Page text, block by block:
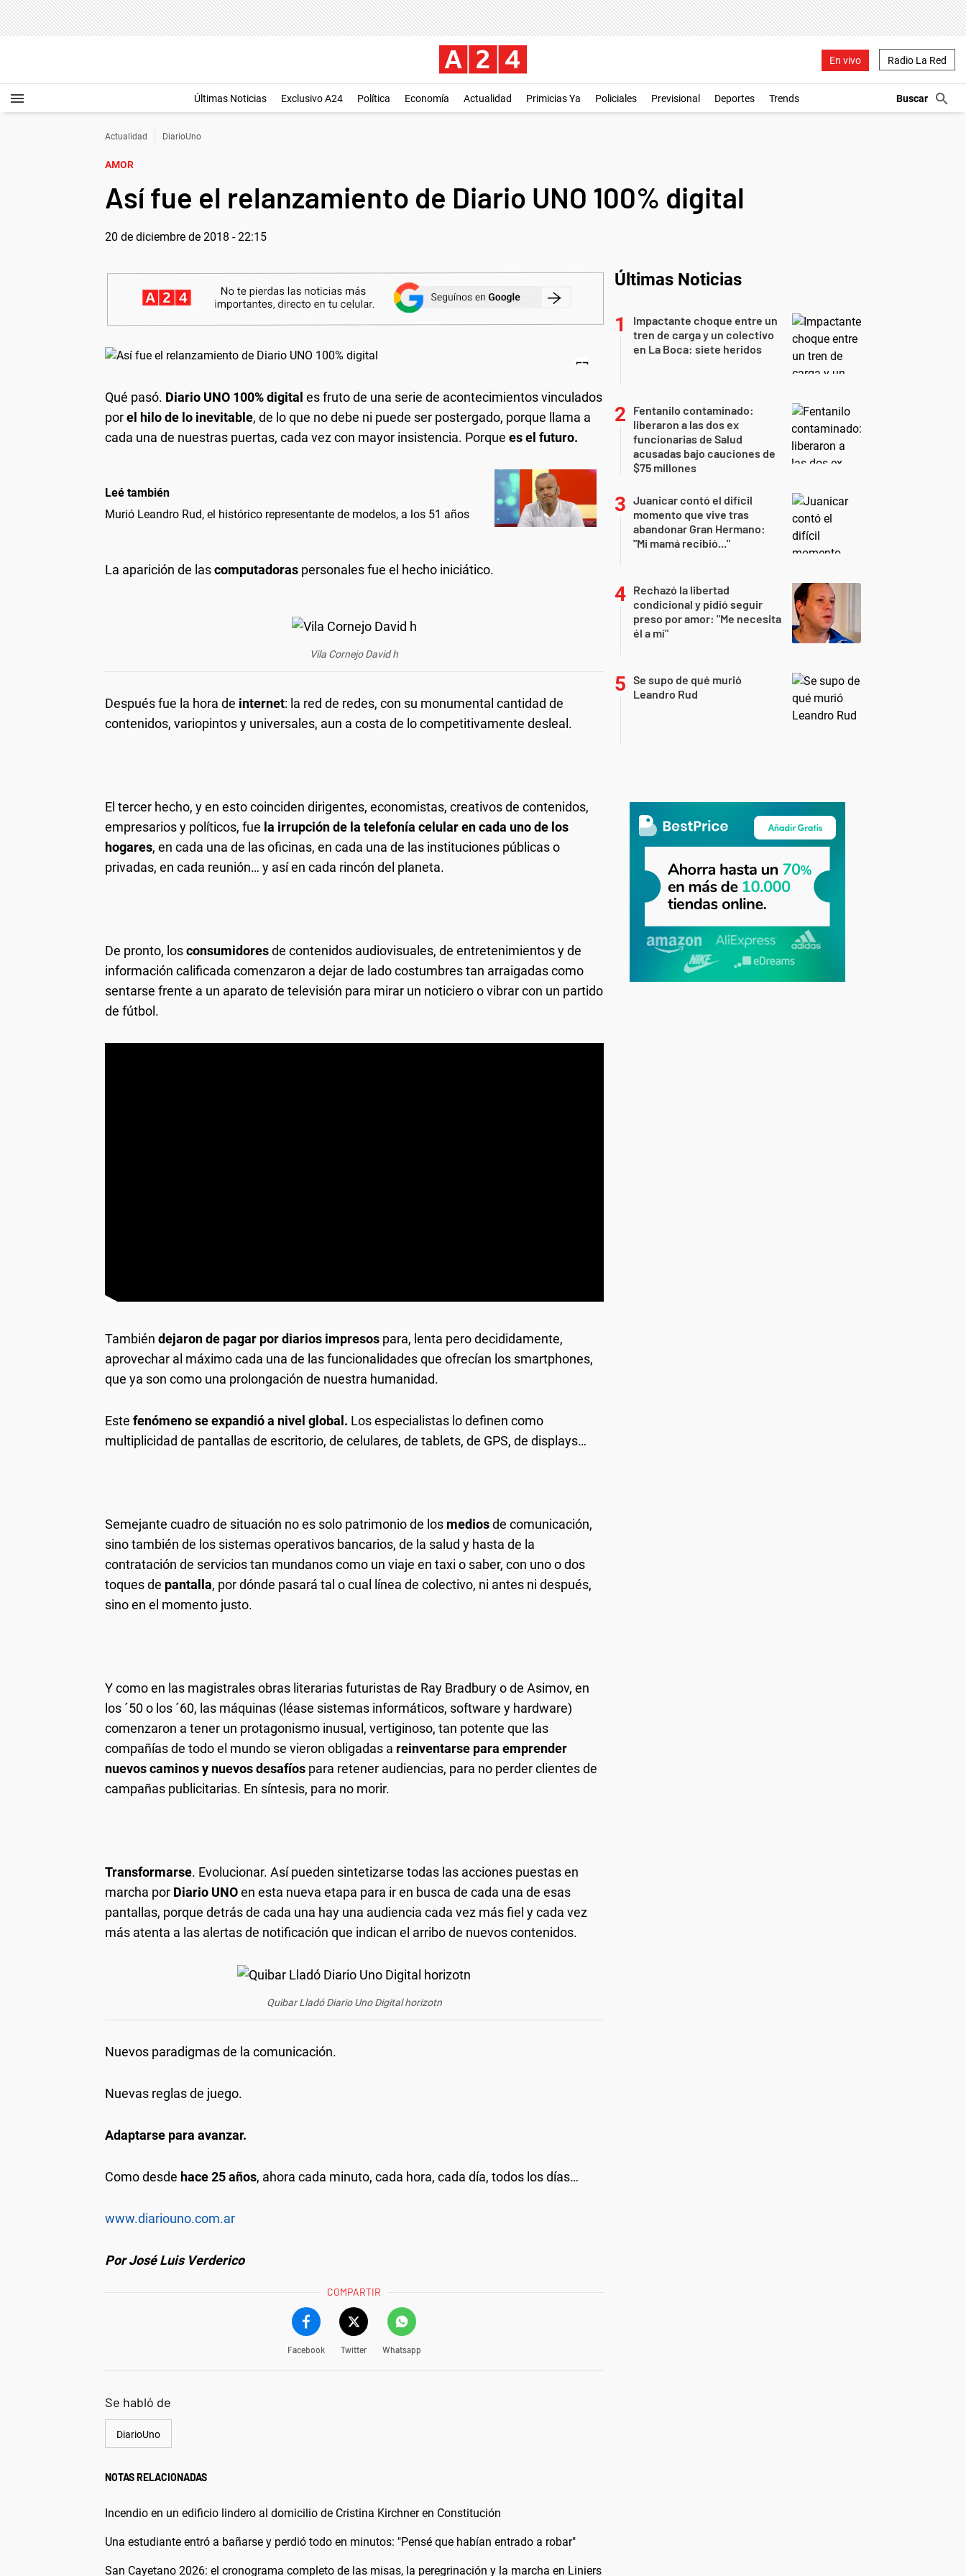
En vivo Radio La Red
Últimas Noticias Exclusivo A24 Política Economía Actualidad Primicias Ya Policiales Previsional Deportes Trends
Actualidad DiarioUno
AMOR
Así fue el relanzamiento de Diario UNO 100% digital
20 de diciembre de 2018 - 22:15
Qué pasó. Diario UNO 100% digital es fruto de una serie de acontecimientos vinculados
porel hilo de lo inevitable, de lo que no debe ni puede ser postergado, porque llama a
cada una de nuestras puertas, cada vez con mayor insistencia. Porque es el futuro.
Leé también
Murió Leandro Rud, el histórico representante de modelos, a los 51 años
La aparición de lascomputadoras personales fue el hecho iniciático.
Vila Cornejo David h
Después fue la hora de internet: la red de redes, con su monumental cantidad de
contenidos, variopintos y universales, aun a costa de lo competitivamente desleal.
El tercer hecho, y en esto coinciden dirigentes, economistas, creativos de contenidos,
empresarios y políticos, fue la irrupción de la telefonía celular en cada uno de los
hogares, en cada una de las oficinas, en cada una de las instituciones públicas o
privadas, en cada reunión… y así en cada rincón del planeta.
De pronto, losconsumidoresde contenidos audiovisuales, de entretenimientos y de
información calificada comenzaron a dejar de lado costumbres tan arraigadas como
sentarse frente a un aparato de televisión para mirar un noticiero o vibrar con un partido
de fútbol.
También dejaron de pagar por diarios impresos para, lenta pero decididamente,
aprovechar al máximo cada una de las funcionalidades que ofrecían los smartphones,
que ya son como una prolongación de nuestra humanidad.
Este fenómeno se expandió a nivel global. Los especialistas lo definen como
multiplicidad de pantallas de escritorio, de celulares, de tablets, de GPS, de displays…
Semejante cuadro de situación no es solo patrimonio de los mediosde comunicación,
sino también de los sistemas operativos bancarios, de la salud y hasta de la
contratación de servicios tan mundanos como un viaje en taxi o saber, con uno o dos
toques de pantalla, por dónde pasará tal o cual línea de colectivo, ni antes ni después,
sino en el momento justo.
Y como en las magistrales obras literarias futuristas de Ray Bradbury o de Asimov, en
los ´50 o los ´60, las máquinas (léase sistemas informáticos, software y hardware)
comenzaron a tener un protagonismo inusual, vertiginoso, tan potente que las
compañías de todo el mundo se vieron obligadas a reinventarse para emprender
nuevos caminos y nuevos desafíos para retener audiencias, para no perder clientes de
campañas publicitarias. En síntesis, para no morir.
Transformarse. Evolucionar. Así pueden sintetizarse todas las acciones puestas en
marcha por Diario UNOen esta nueva etapa para ir en busca de cada una de esas
pantallas, porque detrás de cada una hay una audiencia cada vez más fiel y cada vez
más atenta a las alertas de notificación que indican el arribo de nuevos contenidos.
Quibar Lladó Diario Uno Digital horizotn
Nuevos paradigmas de la comunicación.
Nuevas reglas de juego.
Adaptarse para avanzar.
Como desde hace 25 años, ahora cada minuto, cada hora, cada día, todos los días…
www.diariouno.com.ar
Por José Luis Verderico
COMPARTIR
Facebook Twitter Whatsapp
Se habló de
DiarioUno
NOTAS RELACIONADAS
Incendio en un edificio lindero al domicilio de Cristina Kirchner en Constitución
Una estudiante entró a bañarse y perdió todo en minutos: "Pensé que habían entrado a robar"
San Cayetano 2026: el cronograma completo de las misas, la peregrinación y la marcha en Liniers
Últimas Noticias
Impactante choque entre un
tren de carga y un colectivo
en La Boca: siete heridos
Fentanilo contaminado:
liberaron a las dos ex
funcionarias de Salud
acusadas bajo cauciones de
$75 millones
Juanicar contó el difícil
momento que vive tras
abandonar Gran Hermano:
"Mi mamá recibió..."
Rechazó la libertad
condicional y pidió seguir
preso por amor: "Me necesita
él a mí"
Se supo de qué murió
Leandro Rud